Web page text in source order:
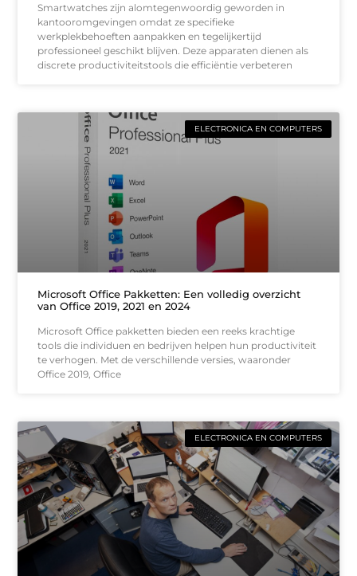
Smartwatches zijn alomtegenwoordig geworden in
kantooromgevingen omdat ze specifieke
werkplekbehoeften aanpakken en tegelijkertijd
professioneel geschikt blijven. Deze apparaten dienen als
discrete productiviteitstools die efficiëntie verbeteren
ELECTRONICA EN COMPUTERS
Microsoft Office Pakketten: Een volledig overzicht
van Office 2019, 2021 en 2024
Microsoft Office pakketten bieden een reeks krachtige
tools die individuen en bedrijven helpen hun productiviteit
te verhogen. Met de verschillende versies, waaronder
Office 2019, Office
ELECTRONICA EN COMPUTERS